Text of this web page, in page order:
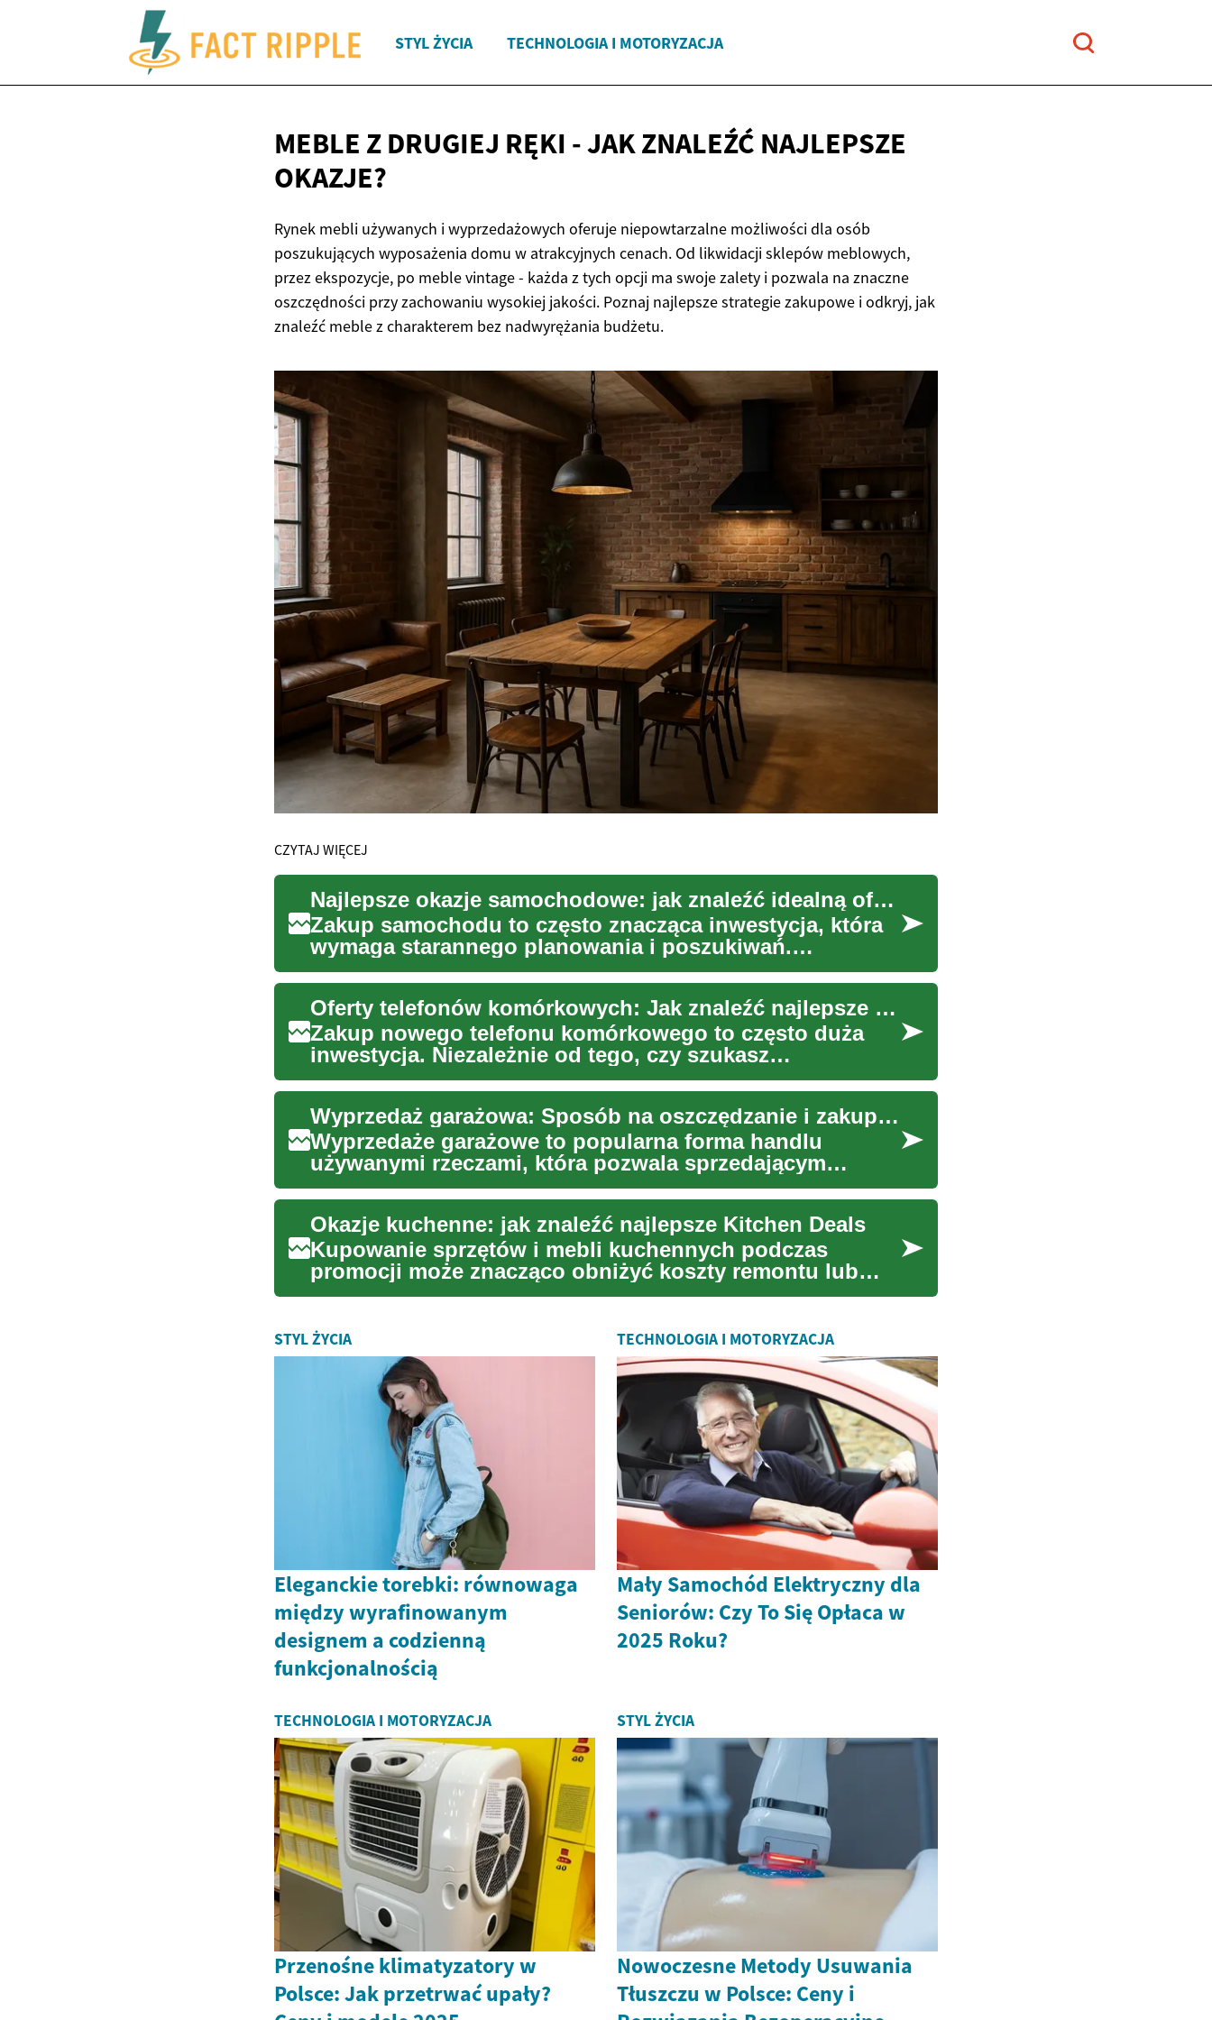
STYL ŻYCIA TECHNOLOGIA I MOTORYZACJA
MEBLE Z DRUGIEJ RĘKI - JAK ZNALEŹĆ NAJLEPSZE
OKAZJE?
Rynek mebli używanych i wyprzedażowych oferuje niepowtarzalne możliwości dla osób
poszukujących wyposażenia domu w atrakcyjnych cenach. Od likwidacji sklepów meblowych,
przez ekspozycje, po meble vintage - każda z tych opcji ma swoje zalety i pozwala na znaczne
oszczędności przy zachowaniu wysokiej jakości. Poznaj najlepsze strategie zakupowe i odkryj, jak
znaleźć meble z charakterem bez nadwyrężania budżetu.
CZYTAJ WIĘCEJ
Najlepsze okazje samochodowe: jak znaleźć idealną ofertę
Zakup samochodu to często znacząca inwestycja, która
wymaga starannego planowania i poszukiwań.
Niezależnie od tego, ...
Oferty telefonów komórkowych: Jak znaleźć najlepsze okazje?
Zakup nowego telefonu komórkowego to często duża
inwestycja. Niezależnie od tego, czy szukasz
najnowszego smartfona, ...
Wyprzedaż garażowa: Sposób na oszczędzanie i zakupy z drugiej ręki
Wyprzedaże garażowe to popularna forma handlu
używanymi rzeczami, która pozwala sprzedającym
pozbyć się niepotrzebnyc...
Okazje kuchenne: jak znaleźć najlepsze Kitchen Deals
Kupowanie sprzętów i mebli kuchennych podczas
promocji może znacząco obniżyć koszty remontu lub
odświeżenia kuchni, a...
STYL ŻYCIA
Eleganckie torebki: równowaga
między wyrafinowanym
designem a codzienną
funkcjonalnością
TECHNOLOGIA I MOTORYZACJA
Mały Samochód Elektryczny dla
Seniorów: Czy To Się Opłaca w
2025 Roku?
TECHNOLOGIA I MOTORYZACJA
Przenośne klimatyzatory w
Polsce: Jak przetrwać upały?
STYL ŻYCIA
Nowoczesne Metody Usuwania
Tłuszczu w Polsce: Ceny i